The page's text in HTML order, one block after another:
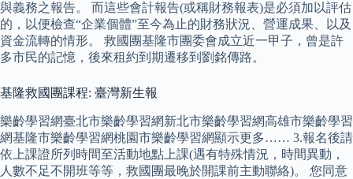
與義務之報告。 而這些會計報告(或稱財務報表)是必須加以評估
的，以便檢查“企業個體”至今為止的財務狀況、營運成果、以及
資金流轉的情形。 救國團基隆市團委會成立近一甲子，曾是許
多市民的記憶，後來租約到期遷移到劉銘傳路。
基隆救國團課程: 臺灣新生報
樂齡學習網臺北市樂齡學習網新北市樂齡學習網高雄市樂齡學習
網基隆市樂齡學習網桃園市樂齡學習網顯示更多…… 3.報名後請
依上課證所列時間至活動地點上課(遇有特殊情況，時間異動，
人數不足不開班等等，救國團最晚於開課前主動聯絡)。 您同意